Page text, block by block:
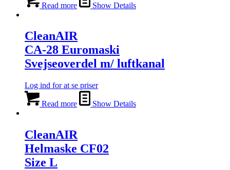
Read more Show Details
CleanAIR
CA-28 Euromaski
Svejseoverdel m/ luftkanal
Log ind for at se priser
Read more Show Details
CleanAIR
Helmaske CF02
Size L